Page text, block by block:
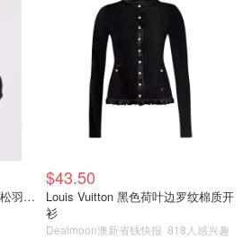
原则。找了半天推荐这枚Etro的胸
水晶，比我的猫头鹰胸针小一圈，
在衣服上，还可以像模特那样别在
lululemon Bubble-Hem 600蓬松羽绒夹克
$43.50
Louis Vuitton 黑色荷叶边罗纹棉质开
衫
Dealmoon澳新省钱快报 818人感兴趣